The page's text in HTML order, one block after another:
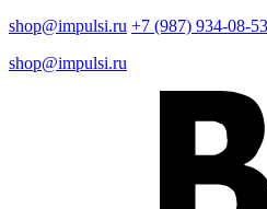
shop@impulsi.ru +7 (987) 934-08-53
shop@impulsi.ru